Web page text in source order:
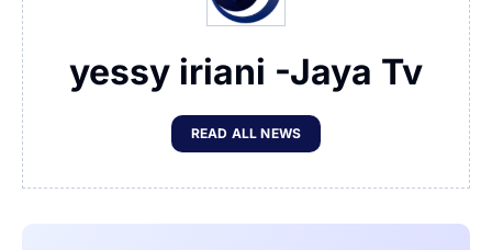
yessy iriani -Jaya Tv
READ ALL NEWS